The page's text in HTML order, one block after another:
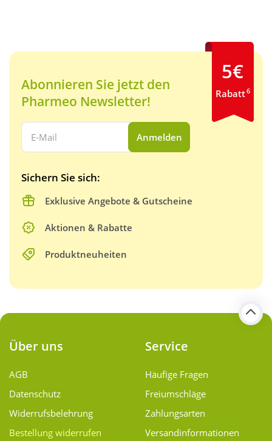
Abonnieren Sie jetzt den
Pharmeo Newsletter!
Ihre E-Mail Adresse:
Anmelden
Sichern Sie sich:
Exklusive Angebote & Gutscheine
Aktionen & Rabatte
Produktneuheiten
5€
Rabatt6
Über uns
AGB
Datenschutz
Widerrufsbelehrung
Bestellung widerrufen
Service
Häufige Fragen
Freiumschläge
Zahlungsarten
Versand­informationen